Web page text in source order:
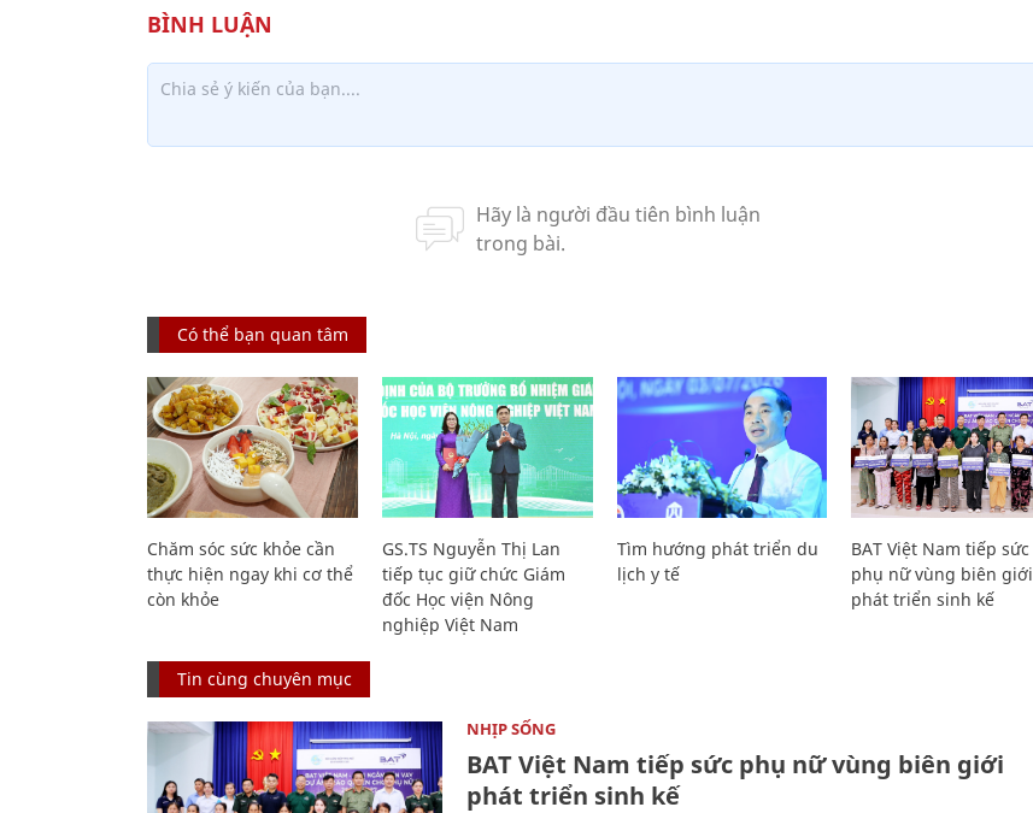
Có thể bạn quan tâm
Chăm sóc sức khỏe cần
thực hiện ngay khi cơ thể
còn khỏe
GS.TS Nguyễn Thị Lan
tiếp tục giữ chức Giám
đốc Học viện Nông
nghiệp Việt Nam
Tìm hướng phát triển du
lịch y tế
BAT Việt Nam tiếp sức
phụ nữ vùng biên giới
phát triển sinh kế
Tin cùng chuyên mục
NHỊP SỐNG
BAT Việt Nam tiếp sức phụ nữ vùng biên giới
phát triển sinh kế